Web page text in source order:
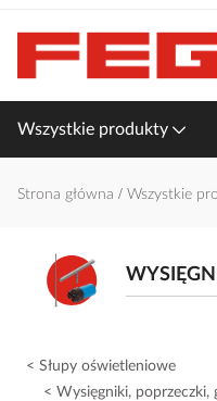
treści
Wszystkie produkty
Strona główna Wszystkie
Słupy oświetleniowe
Wysięgniki, poprzeczki,